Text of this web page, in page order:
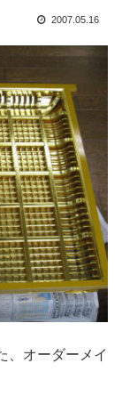
2007.05.16
、オーダーメイ